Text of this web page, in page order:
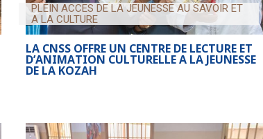
PLEIN ACCES DE LA JEUNESSE AU SAVOIR ET
A LA CULTURE
LA CNSS OFFRE UN CENTRE DE LECTURE ET
D’ANIMATION CULTURELLE A LA JEUNESSE
DE LA KOZAH